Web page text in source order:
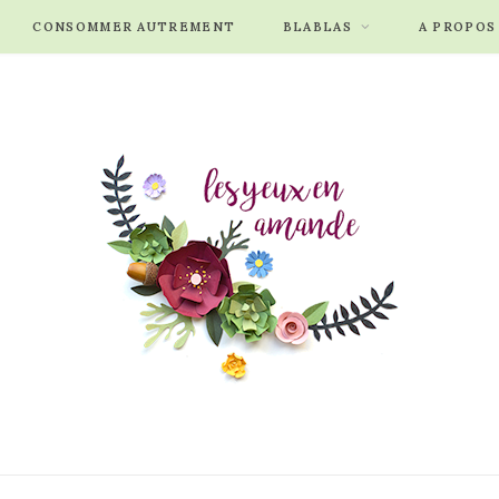
CONSOMMER AUTREMENT BLABLAS A PROPOS